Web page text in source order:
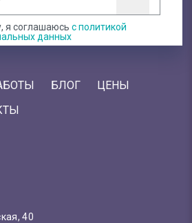
я соглашаюсь с политикой
данных
БЛОГ
ЦЕНЫ
40